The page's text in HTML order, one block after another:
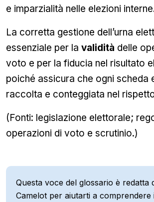
e imparzialità nelle elezioni
La corretta gestione dell’urna
essenziale per la validità delle
voto e per la fiducia nel risultato
poiché assicura che ogni scheda
raccolta e conteggiata nel
(Fonti: legislazione elettorale;
operazioni di voto e scrutinio.)
Questa voce del glossario è redatta
Camelot per aiutarti a comprendere